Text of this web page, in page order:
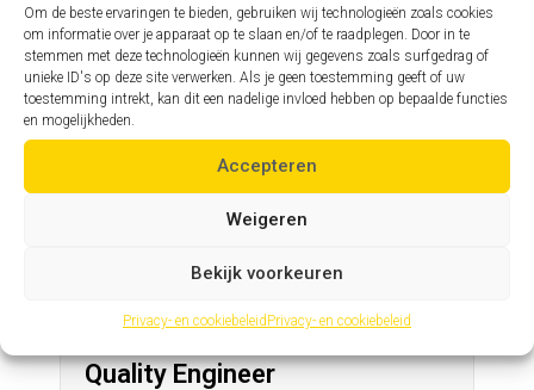
Om de beste ervaringen te bieden, gebruiken wij technologieën zoals cookies
om informatie over je apparaat op te slaan en/of te raadplegen. Door in te
stemmen met deze technologieën kunnen wij gegevens zoals surfgedrag of
unieke ID's op deze site verwerken. Als je geen toestemming geeft of uw
toestemming intrekt, kan dit een nadelige invloed hebben op bepaalde functies
en mogelijkheden.
Accepteren
Weigeren
Bekijk voorkeuren
Privacy- en cookiebeleidPrivacy- en cookiebeleid
Zelfde profiel, andere regio
Assistent hoofdingenieur
Wommelgem
Andere profielen in deze regio
Quality Engineer